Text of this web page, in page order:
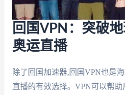
回国VPN：突破
奥运直播
除了回国加速器,回国VPN也是
直播的有效选择。VPN可以帮助